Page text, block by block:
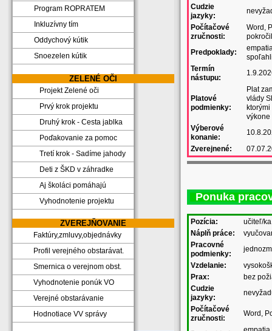
Program ROPRATEM
Inkluzívny tím
Oddychový kútik
Snoezelen kútik
ZELENÉ OČI
Projekt Zelené oči
Prvý krok projektu
Druhý krok - Cesta jablka
Poďakovanie za pomoc
Tretí krok - Sadíme jahody
Deti z ŠKD v záhradke
Aj školáci pomáhajú
Vyhodnotenie projektu
ZVEREJŇOVANIE
Faktúry,zmluvy,objednávky
Profil verejného obstarávat.
Smernica o verejnom obst.
Vyhodnotenie ponúk VO
Verejné obstarávanie
Hodnotiace VV správy
Cudzie
jazyky:
Počítačové
zručnosti:
Word,
Predpoklady:
Termín
nástupu:
Platové
podmienky:
Plat
vlády
výkone
Výberové
konanie:
Zverejnené:
Ponuka
Pozícia:
učiteľ/
Náplň práce:
Pracovné
podmienky:
Vzdelanie:
Prax:
bez
Cudzie
jazyky:
Počítačové
zručnosti:
Word,